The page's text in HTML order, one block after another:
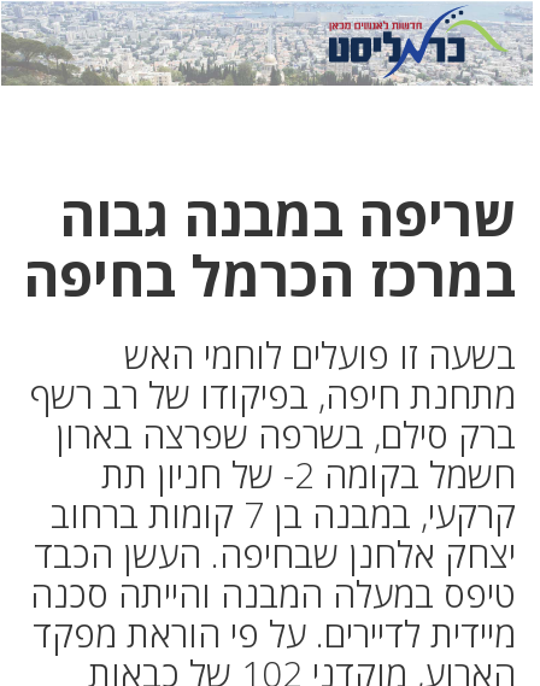
לחץ
כאן
לחץ
כדי
שריפה במבנה גבוה
במרכז הכרמל בחיפה
בשעה זו פועלים לוחמי האש
מתחנת חיפה, בפיקודו של רב רשף
ברק סילם, בשרפה שפרצה בארון
חשמל בקומה 2- של חניון תת
קרקעי, במבנה בן 7 קומות ברחוב
יצחק אלחנן שבחיפה. העשן הכבד
טיפס במעלה המבנה והייתה סכנה
מיידית לדיירים. על פי הוראת מפקד
הארוע, מוקדני 102 של כבאות